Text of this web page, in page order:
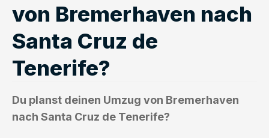
von Bremerhaven nach
Santa Cruz de
Tenerife?
Du planst deinen Umzug von Bremerhaven
nach Santa Cruz de Tenerife?